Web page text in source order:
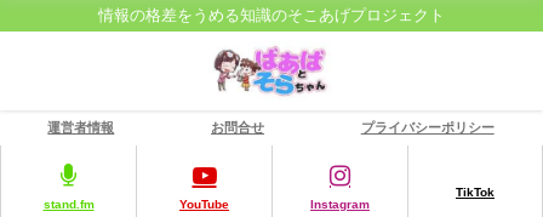
情報の格差をうめる知識のそこあげプロジェクト
運営者情報 お問合せ プライバシーポリシー
stand.fm YouTube Instagram
TikTok